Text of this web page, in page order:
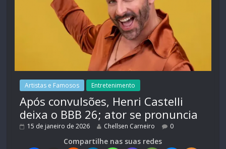
Artistas e Famosos Entretenimento
Após convulsões, Henri Castelli
deixa o BBB 26; ator se pronuncia
15 de janeiro de 2026 Chellsen Carneiro 0
Compartilhe nas suas redes